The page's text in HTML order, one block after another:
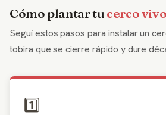
Cómo plantar tu cerco vivo
Seguí estos pasos para instalar un
tobira que se cierre rápido y dure
1️⃣